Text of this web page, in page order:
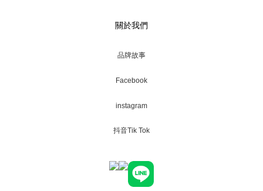
關於我們
品牌故事
Facebook
instagram
抖音Tik Tok